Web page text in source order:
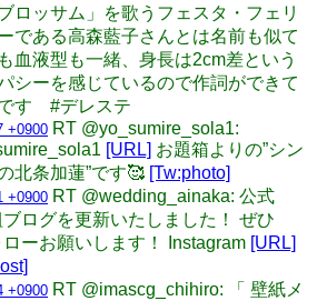
ロッサム」を歌うフェスタ・フェリ
である高森藍子さんとは名前も似て
血液型も一緒、身長は2cm差という
シーを感じているので作詞ができて
す #デレステ
+0900 RT @yo_sumire_sola1:
[URL] お題箱よりの”シン
北条加蓮”です🥰 [Tw:photo]
+0900 RT @wedding_ainaka: 公式
ブログを更新いたしました！ ぜひ
ローお願いします！ Instagram [URL]
+0900 RT @imascg_chihiro: 「 壁紙メ